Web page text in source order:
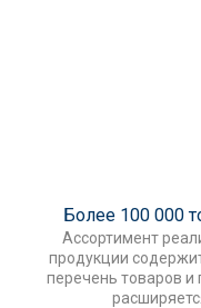
Более 100 000
Ассортимент
продукции
перечень товаров и